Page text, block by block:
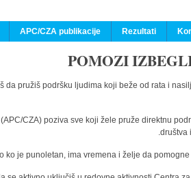
Rezultati
APC/CZA publikacije
POMOZI
da pružiš podršku ljudima koji beže od rata i
CZA) poziva sve koji žele pruže direktnu
društva
ko je punoletan, ima vremena i želje da